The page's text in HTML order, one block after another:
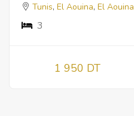
Tunis, El Aouina, El Aouina
3
1 950 DT